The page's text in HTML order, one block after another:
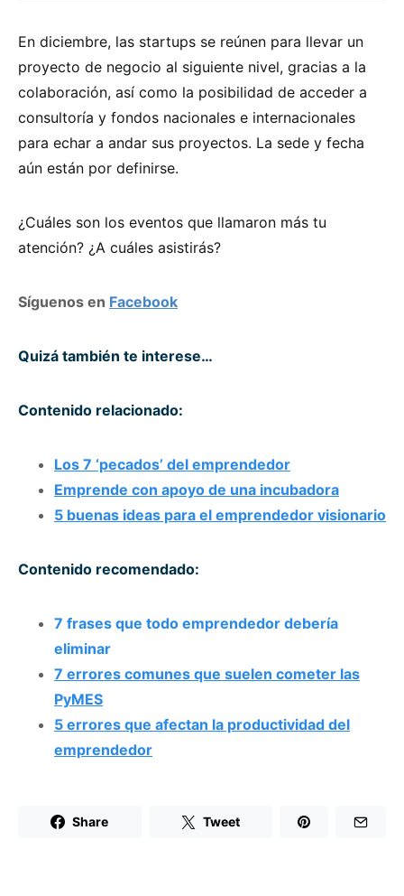
En diciembre, las startups se reúnen para llevar un
proyecto de negocio al siguiente nivel, gracias a la
colaboración, así como la posibilidad de acceder a
consultoría y fondos nacionales e internacionales
para echar a andar sus proyectos. La sede y fecha
aún están por definirse.
¿Cuáles son los eventos que llamaron más tu
atención? ¿A cuáles asistirás?
Síguenos en Facebook
Quizá también te interese…
Contenido relacionado:
Los 7 ‘pecados’ del emprendedor
Emprende con apoyo de una incubadora
5 buenas ideas para el emprendedor visionario
Contenido recomendado:
7 frases que todo emprendedor debería
eliminar
7 errores comunes que suelen cometer las
PyMES
5 errores que afectan la productividad del
emprendedor
Share Tweet